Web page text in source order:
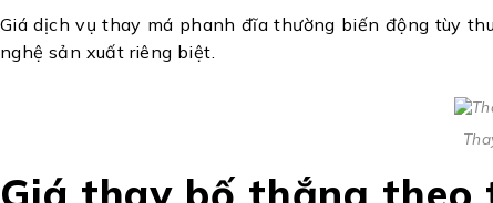
Giá dịch vụ thay má phanh đĩa thường biến động tùy
nghệ sản xuất riêng biệt.